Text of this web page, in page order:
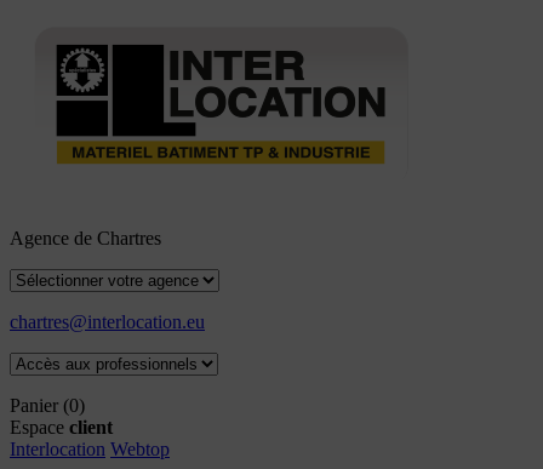
Agence de Chartres
chartres@interlocation.eu
Panier (0)
Espace client
Interlocation Webtop